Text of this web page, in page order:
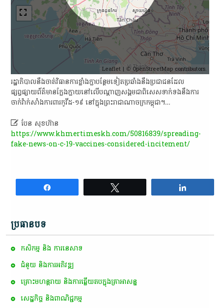
Leaflet | © OpenStreetMapcontributors.
​រដ្ឋាភិបាល​នឹង​ចាត់វិធានការ​ខ្លាំងក្លា​បន្ថែម​ទៀត​ប្រឆាំង​នឹង​ប្រជាជន​ដែល​
ផ្សព្វផ្សាយ​ព័ត៌មាន​ក្លែងក្លាយ​នៅ​លើ​បណ្តាញ​សង្គម​ជា​ពិសេស​ទាក់ទង​នឹង​ការ​
ចាក់​វ៉ាក់សាំង​ការពារ​កូ​វី​ដ​-១៩​ នៅ​ក្នុង​ព្រះរាជាណាចក្រ​កម្ពុជា​។​…
 បែន សុខហ៊ាន
https://www.khmertimeskh.com/50816839/spreading-
fake-news-on-c-19-vaccines-considered-incitement/
ប្រធានបទ
កសិកម្ម​ និង​ ការ​នេ​សាទ​
ជំនួយ និងការអភិវឌ្ឍ
គ្រោះមហន្តរាយ និងការឆ្លើយតបក្នុងគ្រាអាសន្ន
សេដ្ឋកិច្ច និងពាណិជ្ជកម្ម